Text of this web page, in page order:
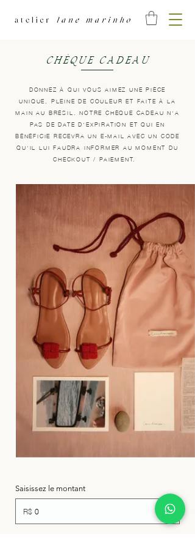
CHÈQUE CADEAU
DONNEZ À QUI VOUS AIMEZ UNE PIÈCE
UNIQUE, PLEINE DE COULEUR ET FAITE À LA
MAIN AU BRÉSIL. NOTRE CHÈQUE CADEAU N'A
PAS DE DATE D'EXPIRATION ET QUI EN
BÉNÉFICIE RECEVRA UN E-MAIL AVEC UN CODE
QU'IL LUI FAUDRA INFORMER AU MOMENT DU
CHECKOUT / PAIEMENT.
Saisissez le montant
R$